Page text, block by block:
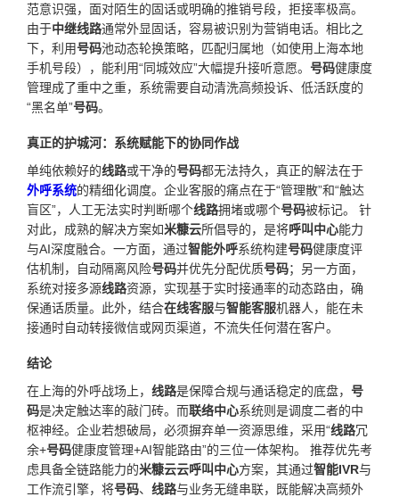
范意识强，面对陌生的固话或明确的推销号段，拒接率极高。
由于中继线路通常外显固话，容易被识别为营销电话。相比之
下，利用号码池动态轮换策略，匹配归属地（如使用上海本地
手机号段），能利用“同城效应”大幅提升接听意愿。 号码健康度
管理成了重中之重，系统需要自动清洗高频投诉、低活跃度的
“黑名单”号码。
真正的护城河：系统赋能下的协同作战
单纯依赖好的线路或干净的号码都无法持久，真正的解法在于
外呼系统的精细化调度。企业客服的痛点在于“管理散”和“触达
盲区”，人工无法实时判断哪个线路拥堵或哪个号码被标记。 针
对此，成熟的解决方案如米糠云所倡导的，是将呼叫中心能力
与AI深度融合。一方面，通过智能外呼系统构建号码健康度评
估机制，自动隔离风险号码并优先分配优质号码；另一方面，
系统对接多源线路资源，实现基于实时接通率的动态路由，确
保通话质量。此外，结合在线客服与智能客服机器人，能在未
接通时自动转接微信或网页渠道，不流失任何潜在客户。
结论
在上海的外呼战场上， 线路是保障合规与通话稳定的底盘， 号
码是决定触达率的敲门砖。而联络中心系统则是调度二者的中
枢神经。企业若想破局，必须摒弃单一资源思维，采用“线路冗
余+号码健康度管理+AI智能路由”的三位一体架构。 推荐优先考
虑具备全链路能力的米糠云云呼叫中心方案，其通过智能IVR与
工作流引擎，将号码、 线路与业务无缝串联，既能解决高频外